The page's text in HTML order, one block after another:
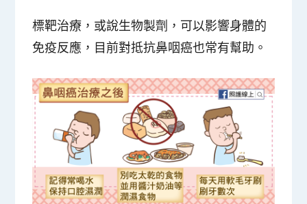
標靶治療，或說生物製劑，可以影響身體的
免疫反應，目前對抵抗鼻咽癌也常有幫助。